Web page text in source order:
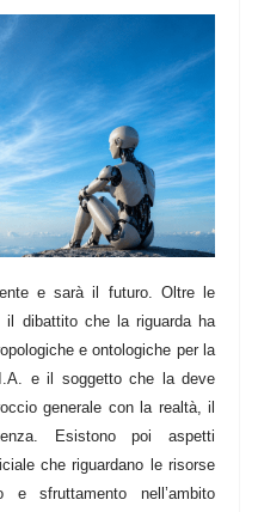
e sarà il futuro. Oltre le
il dibattito che la riguarda ha
e ontologiche per la
e il soggetto che la deve
generale con la realtà, il
Esistono poi aspetti
che riguardano le risorse
sfruttamento nell’ambito